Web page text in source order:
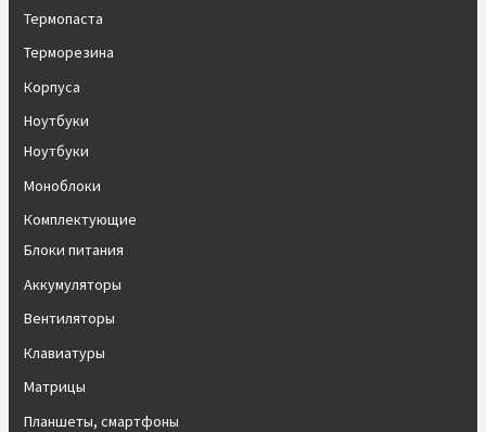
Термопаста
Терморезина
Корпуса
Ноутбуки
Ноутбуки
Моноблоки
Комплектующие
Блоки питания
Аккумуляторы
Вентиляторы
Клавиатуры
Матрицы
Планшеты, смартфоны